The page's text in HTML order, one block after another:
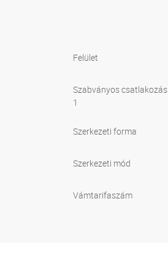
Felület
Szabványos csatlakozás
1
Szerkezeti forma
Szerkezeti mód
Vámtarifaszám